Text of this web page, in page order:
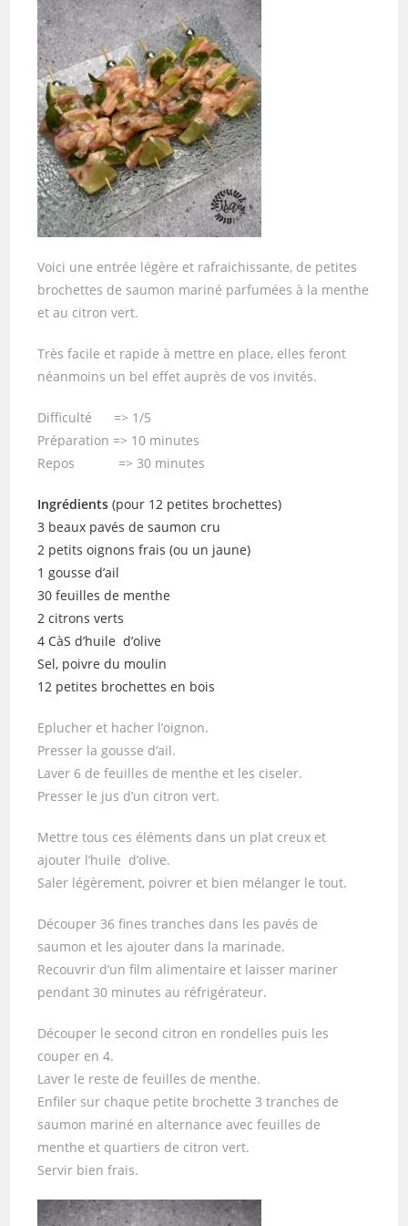
Voici une entrée légère et rafraichissante, de petites
brochettes de saumon mariné parfumées à la menthe
et au citron vert.
Très facile et rapide à mettre en place, elles feront
néanmoins un bel effet auprès de vos invités.
Difficulté => 1/5
Préparation => 10 minutes
Repos => 30 minutes
Ingrédients (pour 12 petites brochettes)
3 beaux pavés de saumon cru
2 petits oignons frais (ou un jaune)
1 gousse d’ail
30 feuilles de menthe
2 citrons verts
4 CàS d’huile d’olive
Sel, poivre du moulin
12 petites brochettes en bois
Eplucher et hacher l’oignon.
Presser la gousse d’ail.
Laver 6 de feuilles de menthe et les ciseler.
Presser le jus d’un citron vert.
Mettre tous ces éléments dans un plat creux et
ajouter l’huile d’olive.
Saler légèrement, poivrer et bien mélanger le tout.
Découper 36 fines tranches dans les pavés de
saumon et les ajouter dans la marinade.
Recouvrir d’un film alimentaire et laisser mariner
pendant 30 minutes au réfrigérateur.
Découper le second citron en rondelles puis les
couper en 4.
Laver le reste de feuilles de menthe.
Enfiler sur chaque petite brochette 3 tranches de
saumon mariné en alternance avec feuilles de
menthe et quartiers de citron vert.
Servir bien frais.